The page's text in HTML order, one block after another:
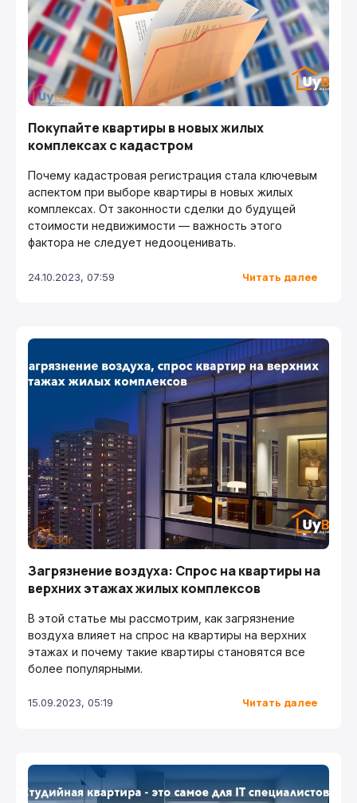
Покупайте квартиры в новых жилых
комплексах с кадастром
Почему кадастровая регистрация стала ключевым
аспектом при выборе квартиры в новых жилых
комплексах. От законности сделки до будущей
стоимости недвижимости — важность этого
фактора не следует недооценивать.
24.10.2023, 07:59 Читать далее
Загрязнение воздуха: Спрос на квартиры на
верхних этажах жилых комплексов
В этой статье мы рассмотрим, как загрязнение
воздуха влияет на спрос на квартиры на верхних
этажах и почему такие квартиры становятся все
более популярными.
15.09.2023, 05:19 Читать далее